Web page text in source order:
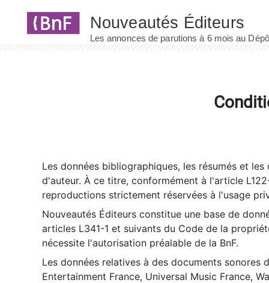
Les données bibliographiques, les résumés et
d'auteur. À ce titre, conformément à l'article
reproductions strictement réservées à l'usage
Nouveautés Éditeurs constitue une base de
articles L341-1 et suivants du Code de la
nécessite l'autorisation préalable de la BnF.
Les données relatives à des documents sonores
Entertainment France, Universal Music France,